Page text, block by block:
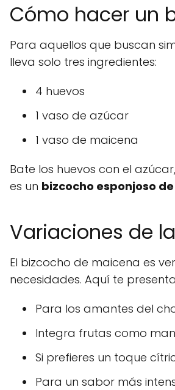
Cómo hacer un
Para aquellos que buscan
lleva solo tres ingredientes:
4 huevos
1 vaso de azúcar
1 vaso de maicena
Bate los huevos con el
es un bizcocho esponjoso
Variaciones de
El bizcocho de maicena es
necesidades. Aquí te
Para los amantes del
Integra frutas como
Si prefieres un toque
Para un sabor más